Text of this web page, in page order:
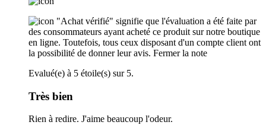
"Achat vérifié" signifie que l'évaluation a été faite par
des consommateurs ayant acheté ce produit sur notre boutique
en ligne. Toutefois, tous ceux disposant d'un compte client ont
la possibilité de donner leur avis. Fermer la note
Evalué(e) à 5 étoile(s) sur 5.
Très bien
Rien à redire. J'aime beaucoup l'odeur.